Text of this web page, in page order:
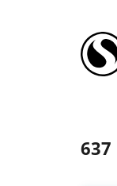
637